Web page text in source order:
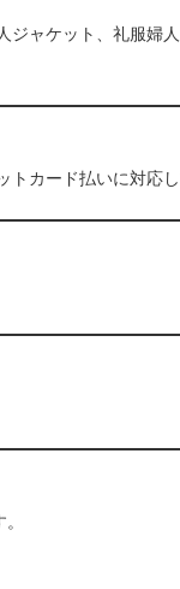
ャケット、礼服
カード払いに対応し